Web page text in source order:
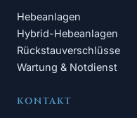
Hebeanlagen
Hybrid-Hebeanlagen
Rückstauverschlüsse
Wartung & Notdienst
KONTAKT